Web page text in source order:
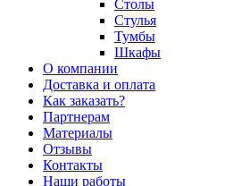
Столы
Стулья
Тумбы
Шкафы
О компании
Доставка и оплата
Как заказать?
Партнерам
Материалы
Отзывы
Контакты
Наши работы